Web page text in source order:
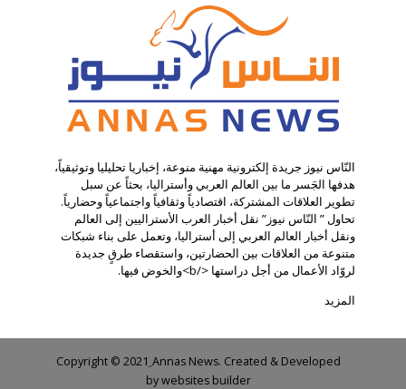
النّاس نيوز جريدة إلكترونية مهنية منوعة، إخباريا تحليليا وتوثيقياً،
هدفها الجَسر ما بين العالم العربي وأستراليا، بحثاً عن سبل
تطوير العلاقات المشتركة، اقتصادياً وثقافياً واجتماعياً وحضارياً.
تحاول ” النّاس نيوز” نقل أخبار العرب الأستراليين إلى العالم
ونقل أخبار العالم العربي إلى أستراليا، وتعمل على بناء شبكات
متنوعة من العلاقات بين الحضارتين، واستقصاء طرقٍ جديدة
لروّاد الأعمال من أجل دراستها </b>والخوض فيها.
المزيد
Copyright © 2021 ِAnnas News. Created & Developed
bywebsites builder